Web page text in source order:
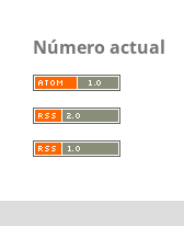
Número actual